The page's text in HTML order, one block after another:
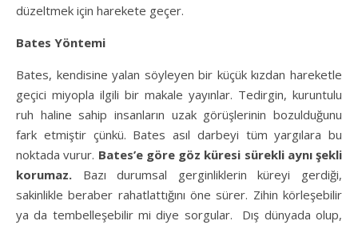
düzeltmek için harekete geçer.
Bates Yöntemi
Bates, kendisine yalan söyleyen bir küçük kızdan hareketle
geçici miyopla ilgili bir makale yayınlar. Tedirgin, kuruntulu
ruh haline sahip insanların uzak görüşlerinin bozulduğunu
fark etmiştir çünkü. Bates asıl darbeyi tüm yargılara bu
noktada vurur. Bates’e göre göz küresi sürekli aynı şekli
korumaz. Bazı durumsal gerginliklerin küreyi gerdiği,
sakinlikle beraber rahatlattığını öne sürer. Zihin körleşebilir
ya da tembelleşebilir mi diye sorgular. Dış dünyada olup,